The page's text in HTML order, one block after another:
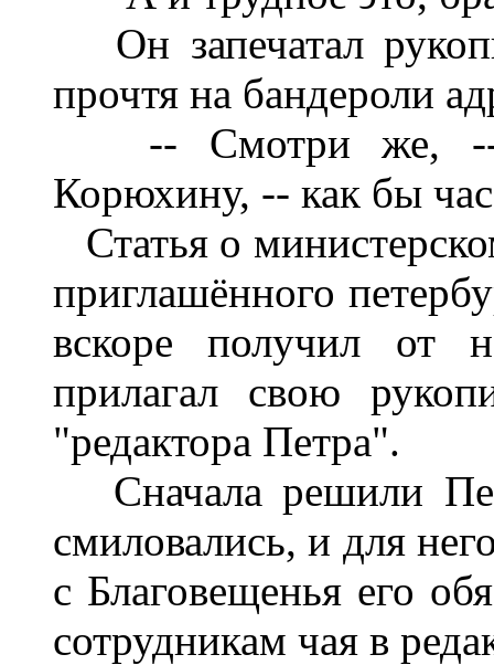
Он запечатал
прочтя на бандероли
-- Смотри же, --
Корюхину, -- как бы
Статья о
приглашённого
вскоре получил от
прилагал свою
"редактора Петра".
Сначала решили
смиловались, и для
с Благовещенья его
сотрудникам чая в